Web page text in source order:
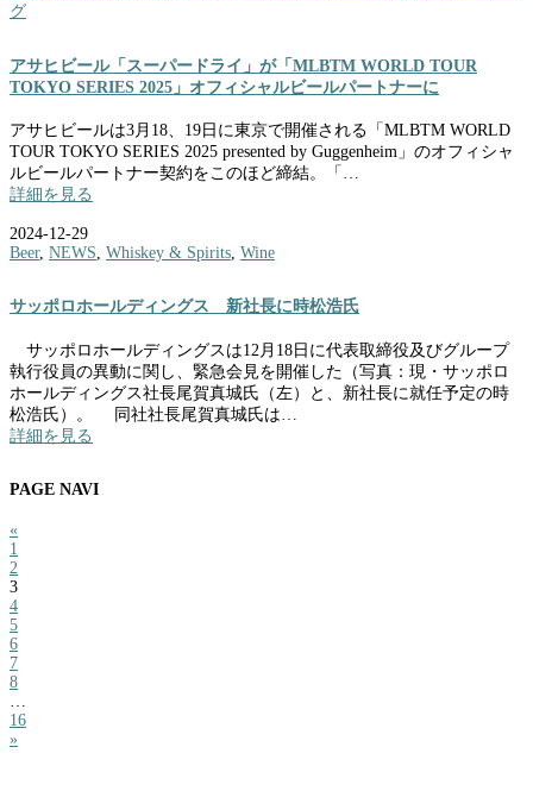
グ
アサヒビール「スーパードライ」が「MLBTM WORLD TOUR
TOKYO SERIES 2025」オフィシャルビールパートナーに
アサヒビールは3月18、19日に東京で開催される「MLBTM WORLD
TOUR TOKYO SERIES 2025 presented by Guggenheim」のオフィシャ
ルビールパートナー契約をこのほど締結。「…
詳細を見る
2024-12-29
Beer, NEWS, Whiskey & Spirits, Wine
サッポロホールディングス 新社長に時松浩氏
サッポロホールディングスは12月18日に代表取締役及びグループ
執行役員の異動に関し、緊急会見を開催した（写真：現・サッポロ
ホールディングス社長尾賀真城氏（左）と、新社長に就任予定の時
松浩氏）。 同社社長尾賀真城氏は…
詳細を見る
PAGE NAVI
«
1
2
3
4
5
6
7
8
…
16
»